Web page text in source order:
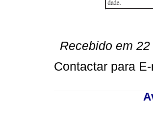
Recebido em
Contactar para